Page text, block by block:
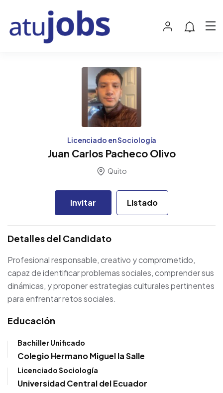
Licenciado en Sociología
Juan Carlos Pacheco Olivo
Quito
Invitar Listado
Detalles del Candidato
Profesional responsable, creativo y comprometido,
capaz de identificar problemas sociales, comprender sus
dinámicas, y proponer estrategias culturales pertinentes
para enfrentar retos sociales.
Educación
Bachiller Unificado
Colegio Hermano Miguel la Salle
Licenciado Sociología
Universidad Central del Ecuador